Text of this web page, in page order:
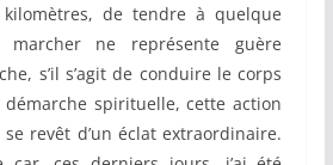
kilomètres, de tendre à quelque
marcher ne représente guère
s’il s’agit de conduire le corps
spirituelle, cette action
revêt d’un éclat extraordinaire.